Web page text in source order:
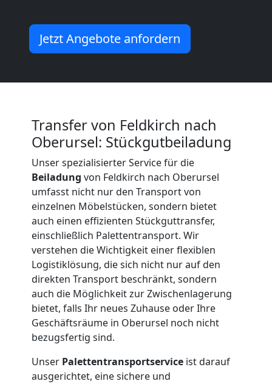
Jetzt Angebote anfordern
Transfer von Feldkirch nach
Oberursel: Stückgutbeiladung
Unser spezialisierter Service für die
Beiladung von Feldkirch nach Oberursel
umfasst nicht nur den Transport von
einzelnen Möbelstücken, sondern bietet
auch einen effizienten Stückguttransfer,
einschließlich Palettentransport. Wir
verstehen die Wichtigkeit einer flexiblen
Logistiklösung, die sich nicht nur auf den
direkten Transport beschränkt, sondern
auch die Möglichkeit zur Zwischenlagerung
bietet, falls Ihr neues Zuhause oder Ihre
Geschäftsräume in Oberursel noch nicht
bezugsfertig sind.
Unser Palettentransportservice ist darauf
ausgerichtet, eine sichere und
Beiladung
International
Internationaler
Umzug
Nationaler
Umzug